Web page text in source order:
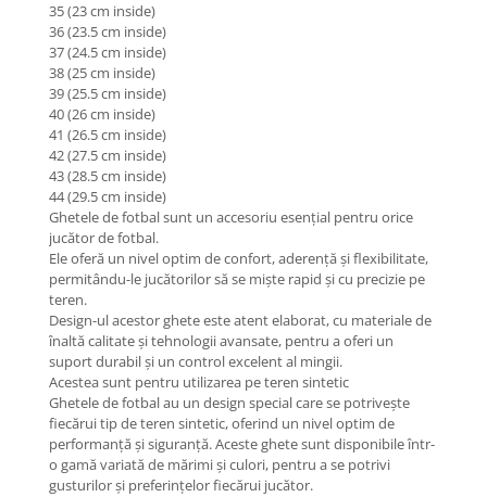
35 (23 cm inside)
36 (23.5 cm inside)
37 (24.5 cm inside)
38 (25 cm inside)
39 (25.5 cm inside)
40 (26 cm inside)
41 (26.5 cm inside)
42 (27.5 cm inside)
43 (28.5 cm inside)
44 (29.5 cm inside)
Ghetele de fotbal sunt un accesoriu esențial pentru orice
jucător de fotbal.
Ele oferă un nivel optim de confort, aderență și flexibilitate,
permitându-le jucătorilor să se miște rapid și cu precizie pe
teren.
Design-ul acestor ghete este atent elaborat, cu materiale de
înaltă calitate și tehnologii avansate, pentru a oferi un
suport durabil și un control excelent al mingii.
Acestea sunt pentru utilizarea pe teren sintetic
Ghetele de fotbal au un design special care se potrivește
fiecărui tip de teren sintetic, oferind un nivel optim de
performanță și siguranță. Aceste ghete sunt disponibile într-
o gamă variată de mărimi și culori, pentru a se potrivi
gusturilor și preferințelor fiecărui jucător.